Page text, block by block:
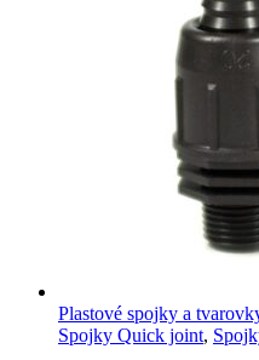
Plastové spojky a
Spojky Quick joint,